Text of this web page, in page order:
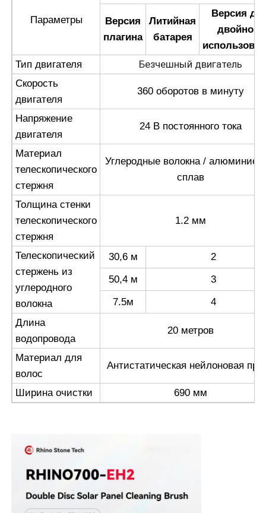
Параметры
Версия
плагина
Литийная
батарея
Версия
двойного
Тип двигателя
Безчешный двигатель
Скорость
двигателя
360 оборотов в минуту
Напряжение
двигателя
24 В постоянного тока
Материал
телескопического
стержня
Углеродные волокна /
сплав
Толщина стенки
телескопического
стержня
1.2 мм
Телескопический
стержень из
углеродного
волокна
30,6 м
2
50,4 м
3
7.5м
4
Длина
водопровода
20 метров
Материал для
волос
Антистатическая нейлоновая
Ширина очистки 690 мм